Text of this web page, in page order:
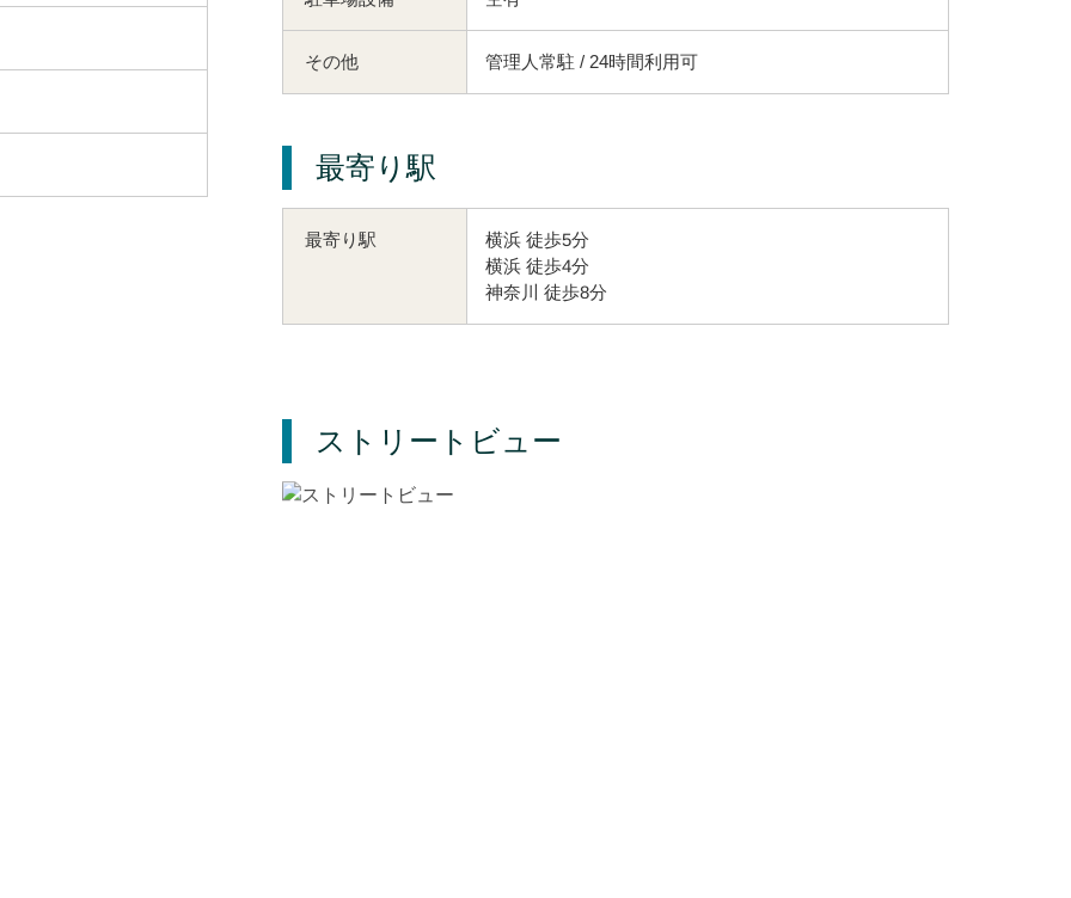
その他 管理人常駐 / 24時間利用可
最寄り駅
最寄り駅
横浜 徒歩5分
横浜 徒歩4分
神奈川 徒歩8分
ストリートビュー